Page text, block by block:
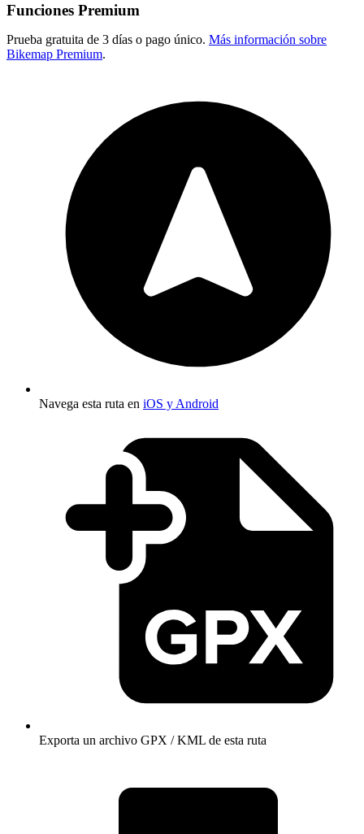
Funciones Premium
Prueba gratuita de 3 días o pago único. Más información sobre
Bikemap Premium.
Navega esta ruta en iOS y Android
Exporta un archivo GPX / KML de esta ruta